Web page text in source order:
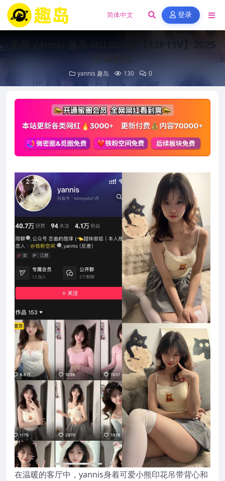
登录
觅圈 yannis 趣岛 NO.001期 【13P11V】2025
年最新版
yannis 趣岛 130 0
在温暖的客厅中，yannis身着可爱小熊印花吊带背心和